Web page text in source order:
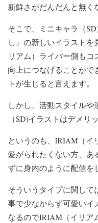
新鮮さがだんだんと無く
そこで、ミニキャラ（
し』の新しいイラスト
リアム）ライバー側も
向上につなげることがで
トが生じると言えます。
しかし、活動スタイル
（SD)イラストはデメリ
というのも、IRIAM（イ
愛がられたくない方、あ
ずに身内のように配信を
そういうタイプに関して
事で少なからず可愛いイ
なるのでIRIAM（イリア